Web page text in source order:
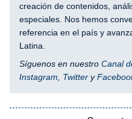
creación de contenidos,
especiales. Nos hemos
referencia en el país y
Latina.
Síguenos en nuestro Canal
Instagram
Twitter y